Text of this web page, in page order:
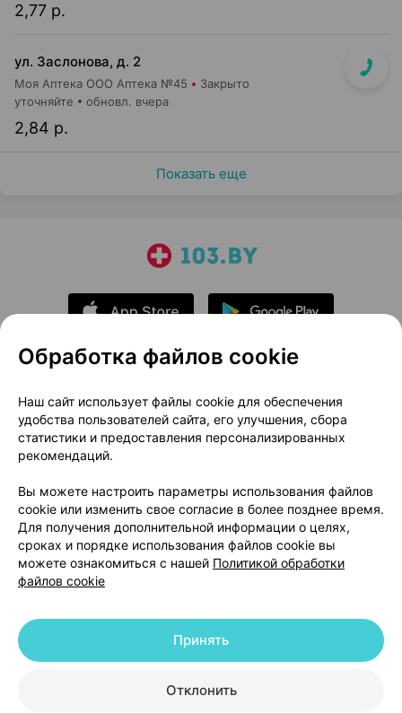
2,77 р.
ул. Заслонова, д. 2
Моя Аптека ООО Аптека №45 Закрыто
2,84 р.
уточняйте обновл. вчера
Показать еще
О проекте
Новости проекта
Размещение рекламы
Медицинский маркетинг
Публичный договор
Доставка
Способы оплаты
Вакансии
Партнеры
Написать руководителю 103.by
Написать в поддержку
Персональные настройки Cookie
© 2026 ООО «Артокс Лаб», УНП 191700409 | 220012, Республика Беларусь,
+375 291212755
Обработка файлов cookie
Наш сайт использует файлы cookie для обеспечения
удобства пользователей сайта, его улучшения, сбора
статистики и предоставления персонализированных
рекомендаций.
Вы можете настроить параметры использования файлов
cookie или изменить свое согласие в более позднее время.
Для получения дополнительной информации о целях,
сроках и порядке использования файлов cookie вы
можете ознакомиться с нашей Политикой обработки
файлов cookie
Отклонить
Принять